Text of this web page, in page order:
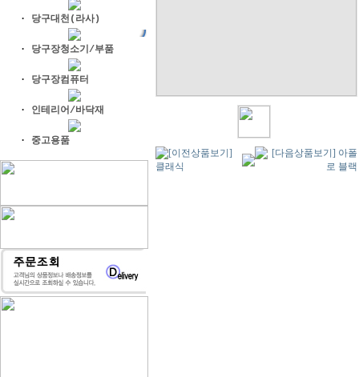
· 당구대천(라사)
· 당구장청소기/부품
· 당구장컴퓨터
· 인테리어/바닥재
· 중고용품